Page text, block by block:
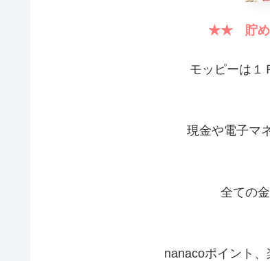
★★ 貯め
モッピーは１
現金や電子マ
全ての
nanacoポイント